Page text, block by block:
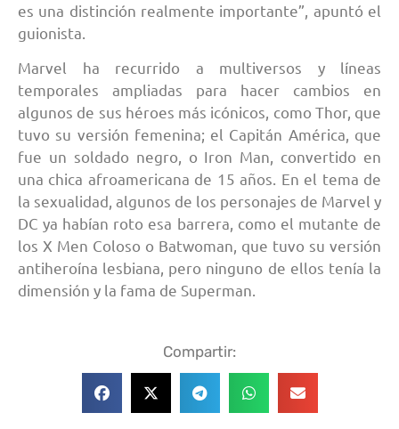
es una distinción realmente importante”, apuntó el
guionista.
Marvel ha recurrido a multiversos y líneas
temporales ampliadas para hacer cambios en
algunos de sus héroes más icónicos, como Thor, que
tuvo su versión femenina; el Capitán América, que
fue un soldado negro, o Iron Man, convertido en
una chica afroamericana de 15 años. En el tema de
la sexualidad, algunos de los personajes de Marvel y
DC ya habían roto esa barrera, como el mutante de
los X Men Coloso o Batwoman, que tuvo su versión
antiheroína lesbiana, pero ninguno de ellos tenía la
dimensión y la fama de Superman.
Compartir: